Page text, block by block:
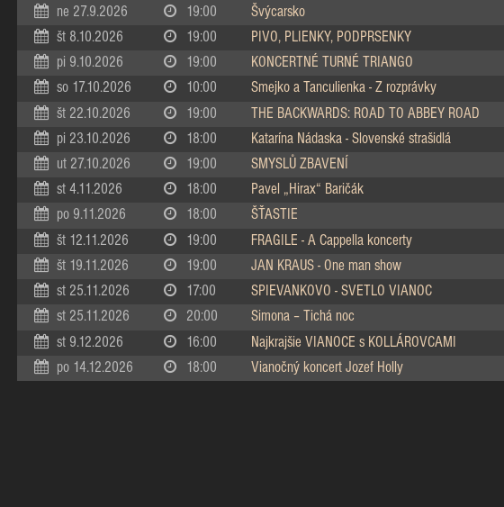
ne 27.9.2026 19:00 Švýcarsko
št 8.10.2026 19:00 PIVO, PLIENKY, PODPRSENKY
pi 9.10.2026 19:00 KONCERTNÉ TURNÉ TRIANGO
so 17.10.2026 10:00 Smejko a Tanculienka - Z rozprávky
št 22.10.2026 19:00 THE BACKWARDS: ROAD TO ABBEY ROAD
pi 23.10.2026 18:00 Katarína Nádaska - Slovenské strašidlá
ut 27.10.2026 19:00 SMYSLŮ ZBAVENÍ
st 4.11.2026 18:00 Pavel „Hirax“ Baričák
po 9.11.2026 18:00 ŠŤASTIE
št 12.11.2026 19:00 FRAGILE - A Cappella koncerty
št 19.11.2026 19:00 JAN KRAUS - One man show
st 25.11.2026 17:00 SPIEVANKOVO - SVETLO VIANOC
st 25.11.2026 20:00 Simona – Tichá noc
st 9.12.2026 16:00 Najkrajšie VIANOCE s KOLLÁROVCAMI
po 14.12.2026 18:00 Vianočný koncert Jozef Holly